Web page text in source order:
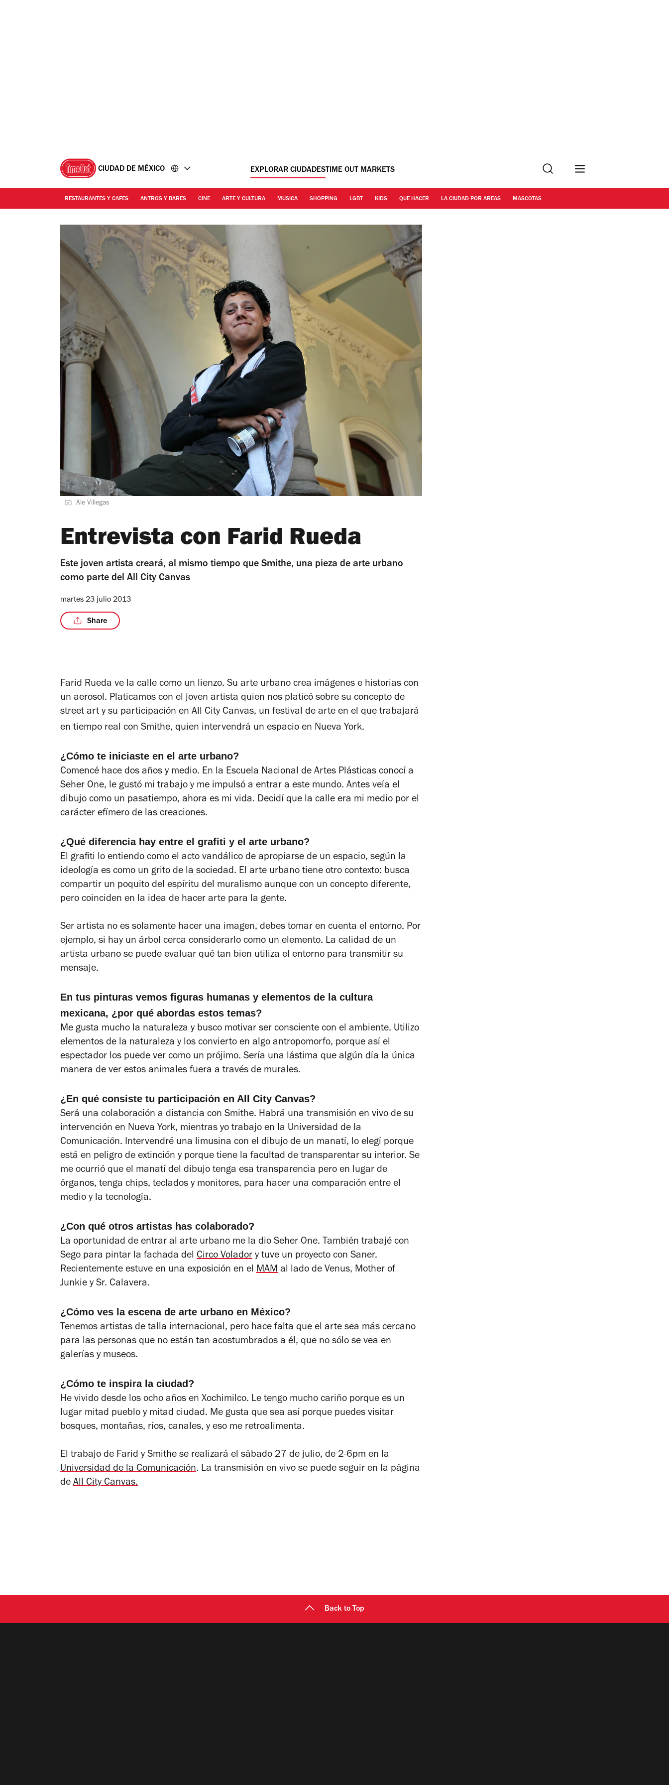
CIUDAD DE MÉXICO EXPLORAR CIUDADESTIME OUT MARKETS Buscar
RESTAURANTES Y CAFES ANTROS Y BARES CINE ARTE Y CULTURA MUSICA SHOPPING LGBT KIDS QUE HACER LA CIUDAD POR AREAS MASCOTAS
Ale Villegas
Entrevista con Farid Rueda
Este joven artista creará, al mismo tiempo que Smithe, una pieza de arte urbano
como parte del All City Canvas
martes 23 julio 2013
Share
Farid Rueda ve la calle como un lienzo. Su arte urbano crea imágenes e historias con
un aerosol. Platicamos con el joven artista quien nos platicó sobre su concepto de
street art y su participación en All City Canvas, un festival de arte en el que trabajará
en tiempo real con Smithe, quien intervendrá un espacio en Nueva York.
¿Cómo te iniciaste en el arte urbano?
Comencé hace dos años y medio. En la Escuela Nacional de Artes Plásticas conocí a
Seher One, le gustó mi trabajo y me impulsó a entrar a este mundo. Antes veía el
dibujo como un pasatiempo, ahora es mi vida. Decidí que la calle era mi medio por el
carácter efímero de las creaciones.
¿Qué diferencia hay entre el grafiti y el arte urbano?
El grafiti lo entiendo como el acto vandálico de apropiarse de un espacio, según la
ideología es como un grito de la sociedad. El arte urbano tiene otro contexto: busca
compartir un poquito del espíritu del muralismo aunque con un concepto diferente,
pero coinciden en la idea de hacer arte para la gente.
Ser artista no es solamente hacer una imagen, debes tomar en cuenta el entorno. Por
ejemplo, si hay un árbol cerca considerarlo como un elemento. La calidad de un
artista urbano se puede evaluar qué tan bien utiliza el entorno para transmitir su
mensaje.
En tus pinturas vemos figuras humanas y elementos de la cultura
mexicana, ¿por qué abordas estos temas?
Me gusta mucho la naturaleza y busco motivar ser consciente con el ambiente. Utilizo
elementos de la naturaleza y los convierto en algo antropomorfo, porque así el
espectador los puede ver como un prójimo. Sería una lástima que algún día la única
manera de ver estos animales fuera a través de murales.
¿En qué consiste tu participación en All City Canvas?
Será una colaboración a distancia con Smithe. Habrá una transmisión en vivo de su
intervención en Nueva York, mientras yo trabajo en la Universidad de la
Comunicación. Intervendré una limusina con el dibujo de un manatí, lo elegí porque
está en peligro de extinción y porque tiene la facultad de transparentar su interior. Se
me ocurrió que el manatí del dibujo tenga esa transparencia pero en lugar de
órganos, tenga chips, teclados y monitores, para hacer una comparación entre el
medio y la tecnología.
¿Con qué otros artistas has colaborado?
La oportunidad de entrar al arte urbano me la dio Seher One. También trabajé con
Sego para pintar la fachada del Circo Volador y tuve un proyecto con Saner.
Recientemente estuve en una exposición en el MAM al lado de Venus, Mother of
Junkie y Sr. Calavera.
¿Cómo ves la escena de arte urbano en México?
Tenemos artistas de talla internacional, pero hace falta que el arte sea más cercano
para las personas que no están tan acostumbrados a él, que no sólo se vea en
galerías y museos.
¿Cómo te inspira la ciudad?
He vivido desde los ocho años en Xochimilco. Le tengo mucho cariño porque es un
lugar mitad pueblo y mitad ciudad. Me gusta que sea así porque puedes visitar
bosques, montañas, ríos, canales, y eso me retroalimenta.
El trabajo de Farid y Smithe se realizará el sábado 27 de julio, de 2-6pm en la
Universidad de la Comunicación. La transmisión en vivo se puede seguir en la página
de All City Canvas.
Back to Top